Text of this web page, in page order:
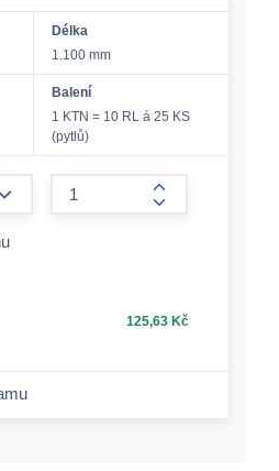
Délka
1.100 mm
Balení
1 KTN = 10 RL á 25 KS
(pytlů)
form.increase-
125,63 Kč